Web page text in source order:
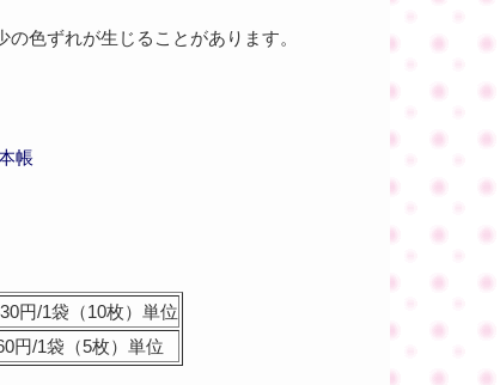
色ずれが生じることがあります。
帳
円/1袋（10枚）単位
円/1袋（5枚）単位